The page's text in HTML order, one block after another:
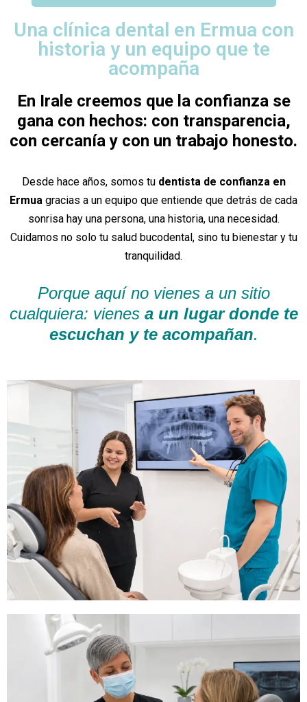
Una clínica dental en Ermua con
historia y un equipo que te
acompaña
En Irale creemos que la confianza se
gana con hechos: con transparencia,
con cercanía y con un trabajo honesto.
Desde hace años, somos tu dentista de confianza en
Ermua gracias a un equipo que entiende que detrás de cada
sonrisa hay una persona, una historia, una necesidad.
Cuidamos no solo tu salud bucodental, sino tu bienestar y tu
tranquilidad.
Porque aquí no vienes a un sitio
cualquiera: vienes a un lugar donde te
escuchan y te acompañan.